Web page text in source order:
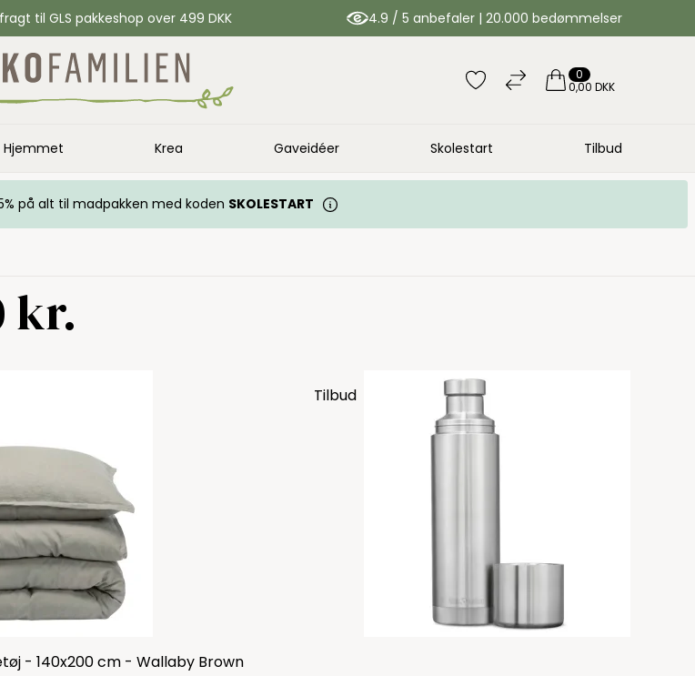
til GLS pakkeshop over 499 DKK 4.9 / 5 anbefaler | 20.000 bedømmelser
0
0,00 DKK
Hjemmet Krea Gaveidéer Skolestart Tilbud
15% på alt til madpakken med koden SKOLESTART
kr.
- 140x200 cm - Wallaby Brown
Tilbud